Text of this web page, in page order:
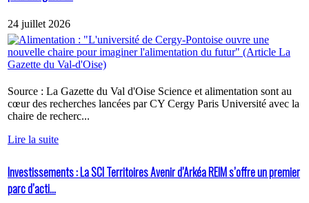
24 juillet 2026
Source : La Gazette du Val d'Oise Science et alimentation sont au
cœur des recherches lancées par CY Cergy Paris Université avec la
chaire de recherc...
Lire la suite
Investissements : La SCI Territoires Avenir d’Arkéa REIM s’offre un premier
parc d’acti...